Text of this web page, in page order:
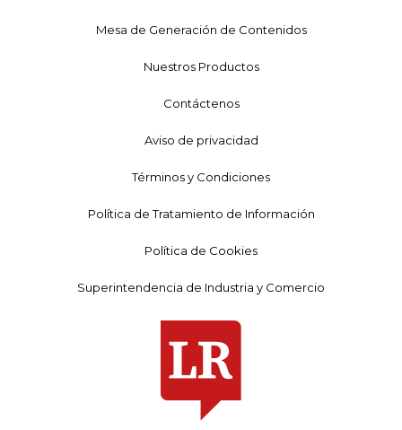
Mesa de Generación de Contenidos
Nuestros Productos
Contáctenos
Aviso de privacidad
Términos y Condiciones
Política de Tratamiento de Información
Política de Cookies
Superintendencia de Industria y Comercio